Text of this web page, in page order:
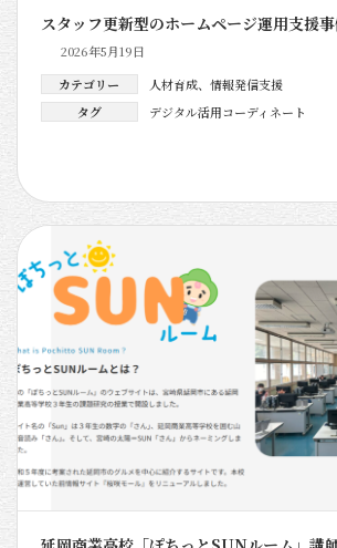
スタッフ更新型のホームページ運用支援
2026年5月19日
カテゴリー
人材育成、 情報発信支援
タグ
デジタル活用コーディネート